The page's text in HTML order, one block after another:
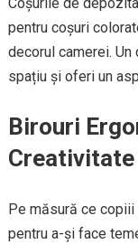
Coșurile de
pentru coșuri
decorul camerei.
spațiu și oferi un
Birouri
Creativitate
Pe măsură ce
pentru a-și face